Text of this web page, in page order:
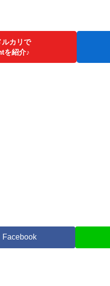
ルカリで
を紹介♪
Facebook